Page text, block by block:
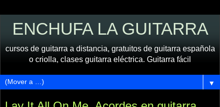
ENCHUFA LA GUITARRA
cursos de guitarra a distancia, gratuitos de guitarra española
o criolla, clases guitarra eléctrica. Guitarra fácil
▼